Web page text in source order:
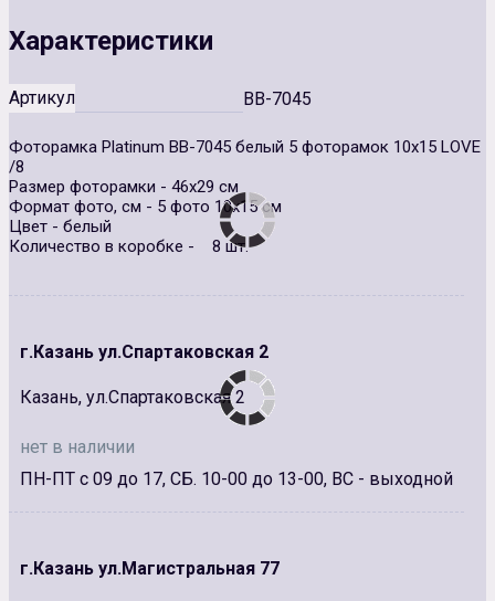
Характеристики
Артикул BB-7045
Фоторамка Platinum BB-7045 белый 5 фоторамок 10х15 LOVE
/8
Размер фоторамки - 46х29 см
Формат фото, см - 5 фото 10х15 см
Цвет - белый
Количество в коробке - 8 шт.
г.Казань ул.Спартаковская 2
Казань, ул.Спартаковская 2
нет в наличии
ПН-ПТ с 09 до 17, СБ. 10-00 до 13-00, ВС - выходной
г.Казань ул.Магистральная 77